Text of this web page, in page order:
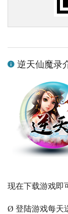
逆天仙魔录
现在下载游戏即
Ø 登陆游戏每天